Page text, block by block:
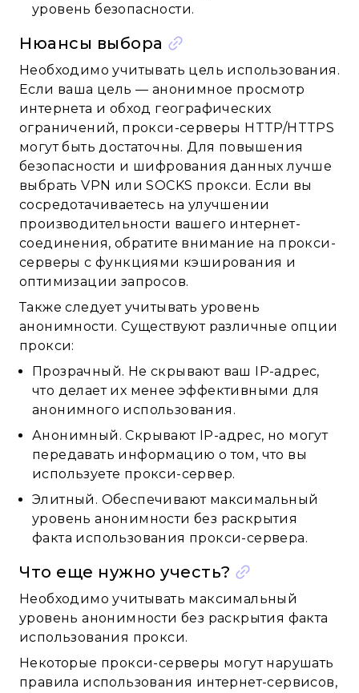
уровень безопасности.
Нюансы выбора
Необходимо учитывать цель использования.
Если ваша цель — анонимное просмотр
интернета и обход географических
ограничений, прокси-серверы HTTP/HTTPS
могут быть достаточны. Для повышения
безопасности и шифрования данных лучше
выбрать VPN или SOCKS прокси. Если вы
сосредотачиваетесь на улучшении
производительности вашего интернет-
соединения, обратите внимание на прокси-
серверы с функциями кэширования и
оптимизации запросов.
Также следует учитывать уровень
анонимности. Существуют различные опции
прокси:
Прозрачный. Не скрывают ваш IP-адрес,
что делает их менее эффективными для
анонимного использования.
Анонимный. Скрывают IP-адрес, но могут
передавать информацию о том, что вы
используете прокси-сервер.
Элитный. Обеспечивают максимальный
уровень анонимности без раскрытия
факта использования прокси-сервера.
Что еще нужно учесть?
Необходимо учитывать максимальный
уровень анонимности без раскрытия факта
использования прокси.
Некоторые прокси-серверы могут нарушать
правила использования интернет-сервисов,